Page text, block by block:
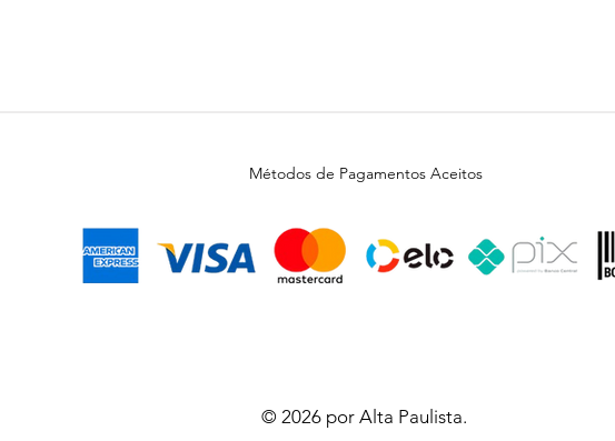
Métodos de Pagamentos Aceitos
© 2026 por Alta Paulista.